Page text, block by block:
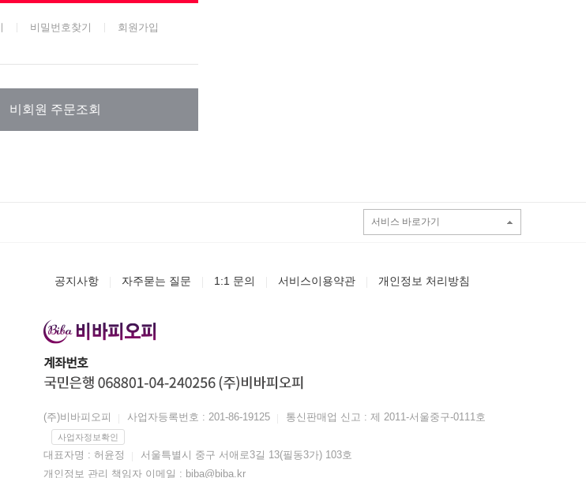
비밀번호찾기 회원가입
비회원 주문조회
서비스 바로가기
공지사항 자주묻는 질문 1:1 문의 서비스이용약관 개인정보 처리방침
(주)비바피오피 사업자등록번호 : 201-86-19125 통신판매업 신고 : 제 2011-서울중구-0111호
사업자정보확인
대표자명 : 허윤정
서울특별시 중구 서애로3길 13(필동3가) 103호
개인정보 관리 책임자 이메일 : biba@biba.kr